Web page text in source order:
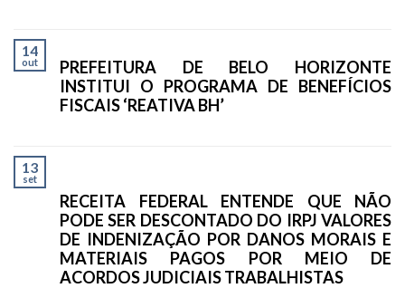
14
out
PREFEITURA DE BELO HORIZONTE
INSTITUI O PROGRAMA DE BENEFÍCIOS
FISCAIS ‘REATIVA BH’
13
set
RECEITA FEDERAL ENTENDE QUE NÃO
PODE SER DESCONTADO DO IRPJ VALORES
DE INDENIZAÇÃO POR DANOS MORAIS E
MATERIAIS PAGOS POR MEIO DE
ACORDOS JUDICIAIS TRABALHISTAS